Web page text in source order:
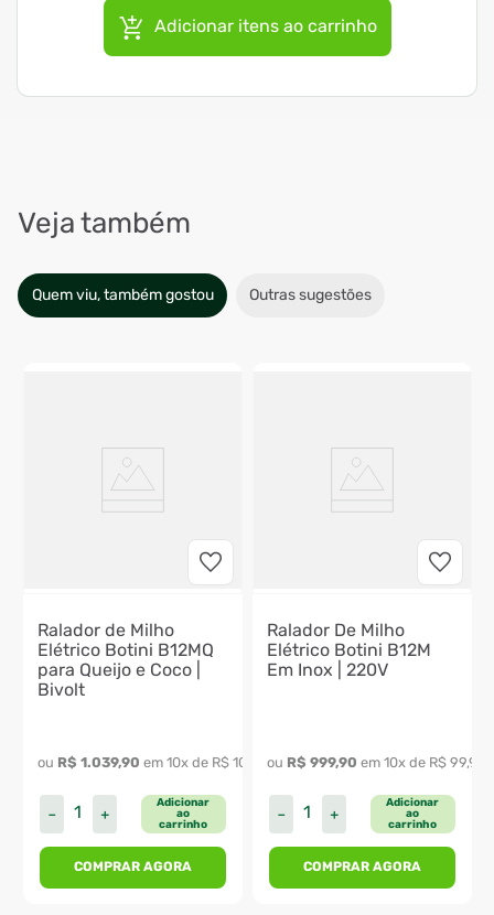
Adicionar itens ao carrinho
Veja também
Quem viu, também gostou Outras sugestões
99
Ralador de Milho
Elétrico Botini B12MQ
para Queijo e Coco |
Bivolt
ou R$ 1.039,90 em 10x de R$ 103 99
＋
－
Adicionar
ao
carrinho
COMPRAR AGORA
Ralador De Milho
Elétrico Botini B12M
Em Inox | 220V
ou R$ 999,90 em 10x de R$ 99,99
＋
－
Adicionar
ao
carrinho
COMPRAR AGORA